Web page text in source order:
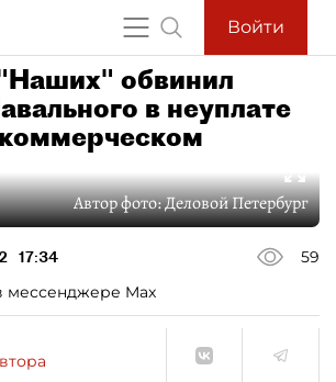
Войти
обвинил
в неуплате
Автор фото:Деловой Петербург
17:34
59
мессенджере Max